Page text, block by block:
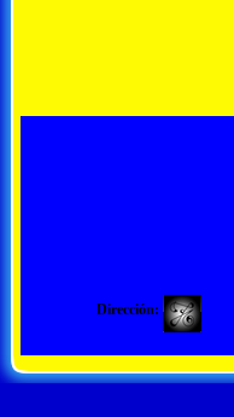
Dirección: